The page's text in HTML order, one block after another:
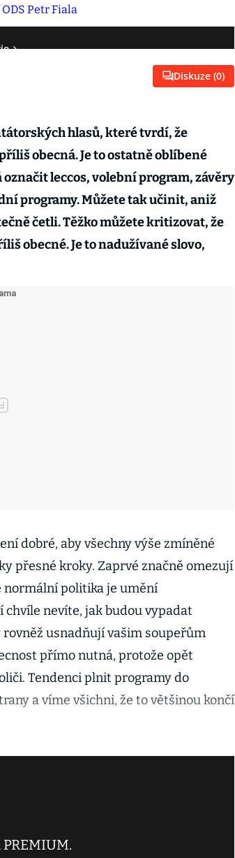
Diskuze (0)
hlasů, které tvrdí, že
obecná. Je to ostatně oblíbené
leccos, volební program, závěry
programy. Můžete tak učinit, aniž
četli. Těžko můžete kritizovat, že
obecné. Je to nadužívané slovo,
dobré, aby všechny výše zmíněné
přesné kroky. Zaprvé značně omezují
normální politika je umění
nevíte, jak budou vypadat
usnadňují vašim soupeřům
přímo nutná, protože opět
Tendenci plnit programy do
a víme všichni, že to většinou končí